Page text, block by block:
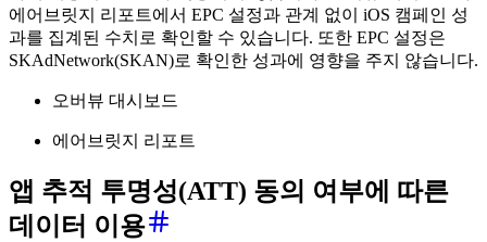
에어브릿지 리포트에서 EPC 설정과 관계 없이 iOS 캠페인 성
과를 집계된 수치로 확인할 수 있습니다. 또한 EPC 설정은
SKAdNetwork(SKAN)로 확인한 성과에 영향을 주지 않습니다.
오버뷰 대시보드
에어브릿지 리포트
앱 추적 투명성(ATT) 동의 여부에 따른
데이터 이용